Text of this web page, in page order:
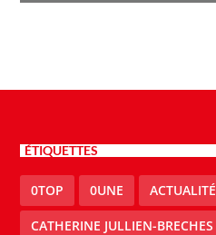
ÉTIQUETTES
0TOP 0UNE ACTUALITÉ
CATHERINE JULLIEN-BRECHES